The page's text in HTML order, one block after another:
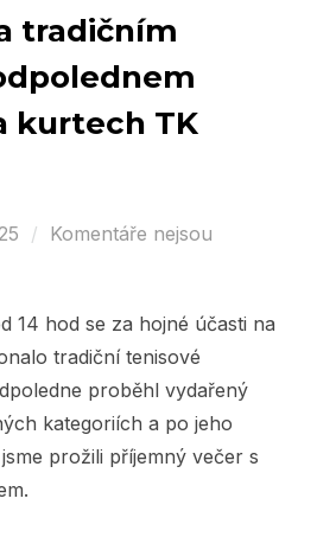
tradičním
kurtech TK
Komentáře nejsou
14 hod se za hojné účasti na
tradiční tenisové
proběhl vydařený
kategoriích a po jeho
prožili příjemný večer s